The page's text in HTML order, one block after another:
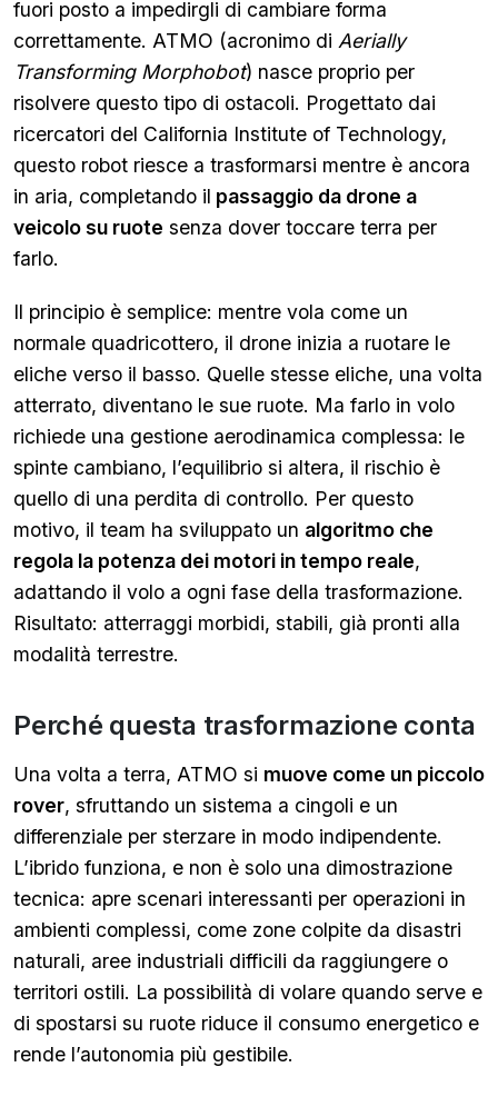
fuori posto a impedirgli di cambiare forma
correttamente. ATMO (acronimo di Aerially
Transforming Morphobot) nasce proprio per
risolvere questo tipo di ostacoli. Progettato dai
ricercatori del California Institute of Technology,
questo robot riesce a trasformarsi mentre è ancora
in aria, completando il passaggio da drone a
veicolo su ruote senza dover toccare terra per
farlo.
Il principio è semplice: mentre vola come un
normale quadricottero, il drone inizia a ruotare le
eliche verso il basso. Quelle stesse eliche, una volta
atterrato, diventano le sue ruote. Ma farlo in volo
richiede una gestione aerodinamica complessa: le
spinte cambiano, l’equilibrio si altera, il rischio è
quello di una perdita di controllo. Per questo
motivo, il team ha sviluppato un algoritmo che
regola la potenza dei motori in tempo reale,
adattando il volo a ogni fase della trasformazione.
Risultato: atterraggi morbidi, stabili, già pronti alla
modalità terrestre.
Perché questa trasformazione conta
Una volta a terra, ATMO si muove come un piccolo
rover, sfruttando un sistema a cingoli e un
differenziale per sterzare in modo indipendente.
L’ibrido funziona, e non è solo una dimostrazione
tecnica: apre scenari interessanti per operazioni in
ambienti complessi, come zone colpite da disastri
naturali, aree industriali difficili da raggiungere o
territori ostili. La possibilità di volare quando serve e
di spostarsi su ruote riduce il consumo energetico e
rende l’autonomia più gestibile.